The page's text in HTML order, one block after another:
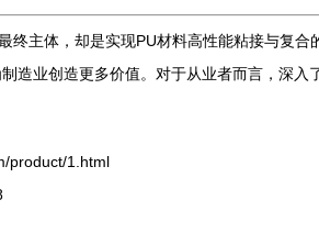
主体，却是实现PU材料高性能粘接与复合
造业创造更多价值。对于从业者而言，深入
product/1.html